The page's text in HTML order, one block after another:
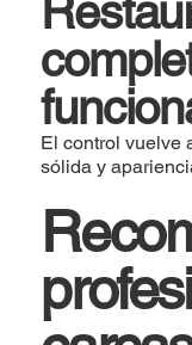
El control vuelve
sólida y